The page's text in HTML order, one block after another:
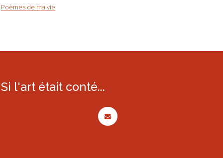
Poèmes de ma vie
Si l'art était conté...